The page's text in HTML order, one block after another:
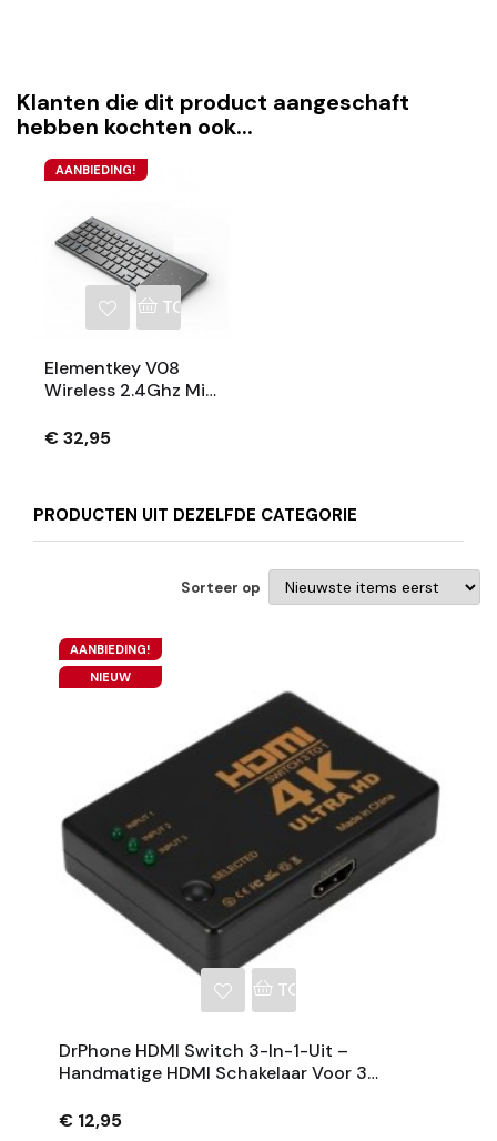
Klanten die dit product aangeschaft
hebben kochten ook...
AANBIEDING!
TOEVOEGEN AAN WINKELWAGEN
Elementkey V08
Wireless 2.4Ghz Mini
Digitale Touchpad –
€ 32,95
PRODUCTEN UIT DEZELFDE CATEGORIE
Sorteer op
AANBIEDING!
NIEUW
TOEVOEGEN AAN
DrPhone HDMI Switch 3-In-1-Uit –
Handmatige HDMI Schakelaar Voor 3
€ 12,95